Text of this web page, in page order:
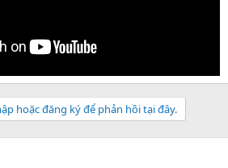
hoặc đăng ký để phản hồi tại đây.